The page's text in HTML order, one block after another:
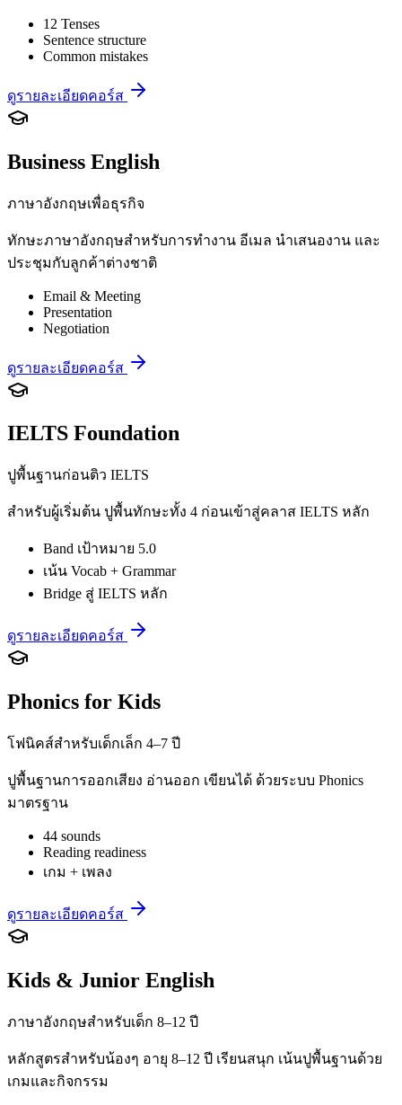
12 Tenses
Sentence structure
Common mistakes
ดูรายละเอียดคอร์ส
Business English
ภาษาอังกฤษเพื่อธุรกิจ
ทักษะภาษาอังกฤษสำหรับการทำงาน อีเมล นำเสนองาน และ
ประชุมกับลูกค้าต่างชาติ
Email & Meeting
Presentation
Negotiation
ดูรายละเอียดคอร์ส
IELTS Foundation
ปูพื้นฐานก่อนติว IELTS
สำหรับผู้เริ่มต้น ปูพื้นทักษะทั้ง 4 ก่อนเข้าสู่คลาส IELTS หลัก
Band เป้าหมาย 5.0
เน้น Vocab + Grammar
Bridge สู่ IELTS หลัก
ดูรายละเอียดคอร์ส
Phonics for Kids
โฟนิคส์สำหรับเด็กเล็ก 4–7 ปี
ปูพื้นฐานการออกเสียง อ่านออก เขียนได้ ด้วยระบบ Phonics
มาตรฐาน
44 sounds
Reading readiness
เกม + เพลง
ดูรายละเอียดคอร์ส
Kids & Junior English
ภาษาอังกฤษสำหรับเด็ก 8–12 ปี
หลักสูตรสำหรับน้องๆ อายุ 8–12 ปี เรียนสนุก เน้นปูพื้นฐานด้วย
เกมและกิจกรรม